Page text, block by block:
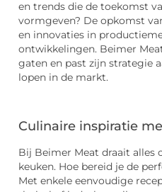
en trends die de toekomst
vormgeven? De opkomst
en innovaties in
ontwikkelingen. Beimer
gaten en past zijn strategie
lopen in de markt.
Culinaire inspiratie
Bij Beimer Meat draait alles
keuken. Hoe bereid je de
Met enkele eenvoudige